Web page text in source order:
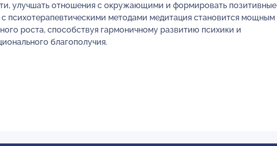
улучшать отношения с окружающими и формировать позитивные
психотерапевтическими методами медитация становится мощным
роста, способствуя гармоничному развитию психики и
благополучия.